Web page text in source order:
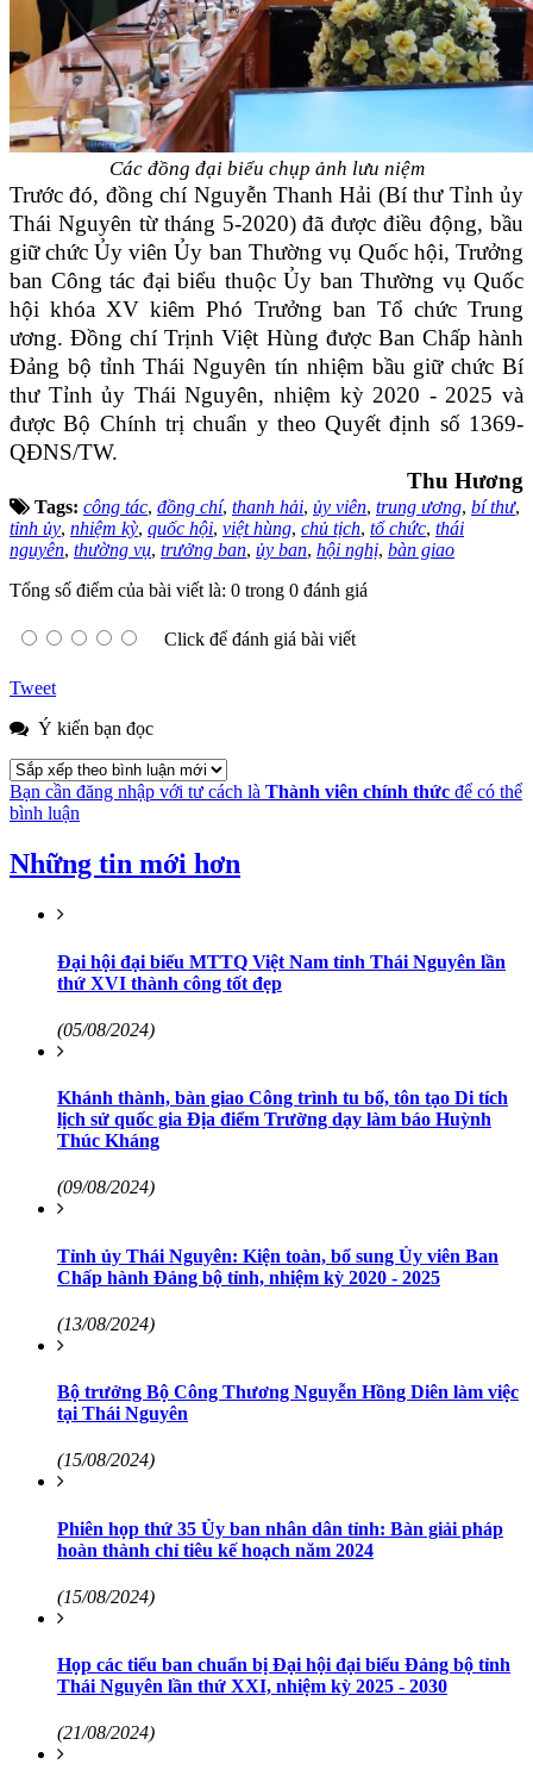
Các đồng đại biểu chụp ảnh lưu niệm
Trước đó, đồng chí Nguyễn Thanh Hải (Bí thư Tỉnh ủy
Thái Nguyên từ tháng 5-2020) đã được điều động, bầu
giữ chức Ủy viên Ủy ban Thường vụ Quốc hội, Trưởng
ban Công tác đại biểu thuộc Ủy ban Thường vụ Quốc
hội khóa XV kiêm Phó Trưởng ban Tổ chức Trung
ương. Đồng chí Trịnh Việt Hùng được Ban Chấp hành
Đảng bộ tỉnh Thái Nguyên tín nhiệm bầu giữ chức Bí
thư Tỉnh ủy Thái Nguyên, nhiệm kỳ 2020 - 2025 và
được Bộ Chính trị chuẩn y theo Quyết định số 1369-
QĐNS/TW.
Thu Hương
Tags: công tác, đồng chí, thanh hải, ủy viên, trung ương, bí thư,
tỉnh ủy, nhiệm kỳ, quốc hội, việt hùng, chủ tịch, tổ chức, thái
nguyên, thường vụ, trưởng ban, ủy ban, hội nghị, bàn giao
Tổng số điểm của bài viết là: 0 trong 0 đánh giá
Click để đánh giá bài viết
Tweet
Ý kiến bạn đọc
Bạn cần đăng nhập với tư cách là Thành viên chính thức để có thể
bình luận
Những tin mới hơn
Đại hội đại biểu MTTQ Việt Nam tỉnh Thái Nguyên lần
thứ XVI thành công tốt đẹp
(05/08/2024)
Khánh thành, bàn giao Công trình tu bổ, tôn tạo Di tích
lịch sử quốc gia Địa điểm Trường dạy làm báo Huỳnh
Thúc Kháng
(09/08/2024)
Tỉnh ủy Thái Nguyên: Kiện toàn, bổ sung Ủy viên Ban
Chấp hành Đảng bộ tỉnh, nhiệm kỳ 2020 - 2025
(13/08/2024)
Bộ trưởng Bộ Công Thương Nguyễn Hồng Diên làm việc
tại Thái Nguyên
(15/08/2024)
Phiên họp thứ 35 Ủy ban nhân dân tỉnh: Bàn giải pháp
hoàn thành chỉ tiêu kế hoạch năm 2024
(15/08/2024)
Họp các tiểu ban chuẩn bị Đại hội đại biểu Đảng bộ tỉnh
Thái Nguyên lần thứ XXI, nhiệm kỳ 2025 - 2030
(21/08/2024)